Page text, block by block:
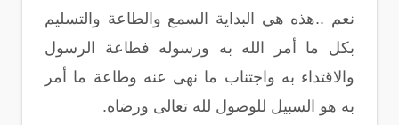
نعم ..هذه هي البداية السمع والطاعة والتسليم
بكل ما أمر الله به ورسوله فطاعة الرسول
والاقتداء به واجتناب ما نهى عنه وطاعة ما أمر
به هو السبيل للوصول لله تعالى ورضاه.